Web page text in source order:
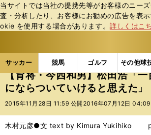
当サイトでは当社の提携先等がお客様のニー
査・分析したり、お客様にお勧めの広告を表
okie を使⽤する場合があります。詳しくはこ
サッカー 競馬 ゴルフ その他球
ス
ポ
ル
バ
サッカーの記事一覧 Jリーグ他
【育将・今西和男】松田浩「
にならついていけると思えた
2015年11月28日 11:59 公開 2016年07月12日 04:09
木村元彦●文 text by Kimura Yukihiko